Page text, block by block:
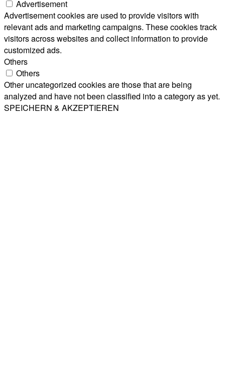
Advertisement
Advertisement cookies are used to provide visitors with
relevant ads and marketing campaigns. These cookies track
visitors across websites and collect information to provide
customized ads.
Others
Others
Other uncategorized cookies are those that are being
analyzed and have not been classified into a category as yet.
SPEICHERN & AKZEPTIEREN